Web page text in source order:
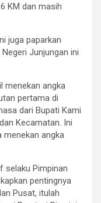
KM dan masih
juga paparkan
Junjungan ini
menekan angka
pertama di
dari Bupati Kami
Kecamatan. Ini
menekan angka
selaku Pimpinan
pentingnya
Pusat, itulah